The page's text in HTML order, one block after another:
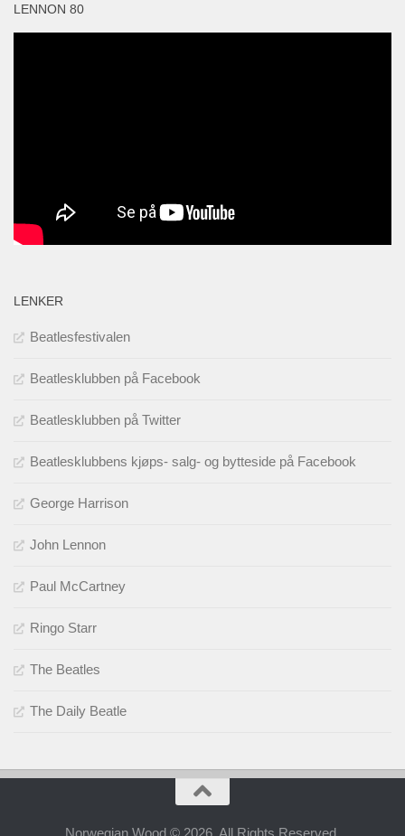
LENNON 80
LENKER
Beatlesfestivalen
Beatlesklubben på Facebook
Beatlesklubben på Twitter
Beatlesklubbens kjøps- salg- og bytteside på Facebook
George Harrison
John Lennon
Paul McCartney
Ringo Starr
The Beatles
The Daily Beatle
Norwegian Wood © 2026. All Rights Reserved.